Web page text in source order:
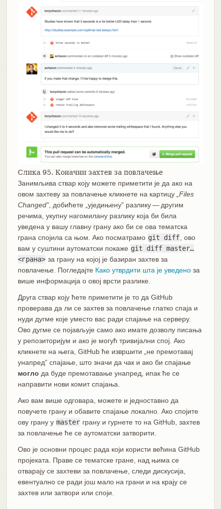
Слика 95. Коначни захтев за повлачење
Занимљива ствар коју можете приметити је да ако на
овом захтеву за повлачење кликнете на картицу „Files
Changed”, добићете „уједињену” разлику — другим
речима, укупну нагомилану разлику која би била
уведена у вашу главну грану ако би се ова тематска
грана спојила са њом. Ако посматрамо git diff , ово
вам у суштини аутоматски покаже git diff master…​
<грана> за грану на којој је базиран захтев за
повлачење. Погледајте Како утврдити шта је уведеноза
више информација о овој врсти разлике.
Друга ствар коју ћете приметити је то да GitHub
проверава да ли се захтев за повлачење глатко спаја и
нуди дугме које уместо вас ради спајање на серверу.
Ово дугме се појављује само ако имате дозволу писања
у репозиторијум и ако је могућ тривијални спој. Ако
кликнете на њега, GitHub ће извршити „не премотавај
унапред” спајање, што значи да чак и ако би спајање
могло да буде премотавање унапред, ипак ће се
направити нови комит спајања.
Ако вам више одговара, можете и једноставно да
повучете грану и обавите спајање локално. Ако спојите
ову грану у master грану и гурнете то на GitHub, захтев
за повлачење ће се аутоматски затворити.
Ово је основни процес рада који користи већина GitHub
пројеката. Праве се тематске гране, над њима се
отварају се захтеви за повлачење, следи дискусија,
евентуално се ради још мало на грани и на крају се
захтев или затвори или споји.